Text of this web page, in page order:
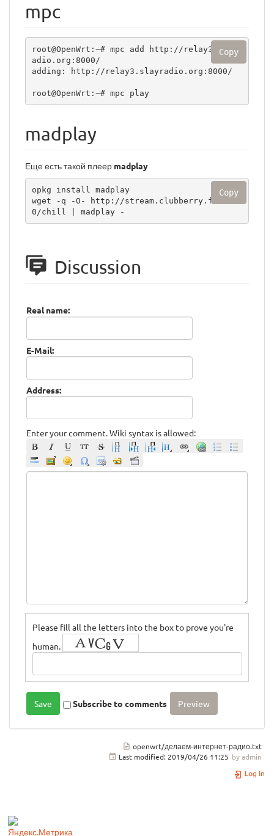
mpc
root@OpenWrt:~# mpc add http://relay3.slayr
adio.org:8000/
adding: http://relay3.slayradio.org:8000/
root@OpenWrt:~# mpc play
Copy
madplay
Еще есть такой плеер madplay
opkg install madplay
wget -q -O- http://stream.clubberry.fm:800
0/chill | madplay -
Copy
Discussion
Real name:
E-Mail:
Address:
Enter your comment. Wiki syntax is allowed:
Please fill all the letters into the box to prove you're
human.
Subscribe to comments
openwrt/делаем-интернет-радио.txt
Last modified:2019/04/26 11:25 byadmin
Log In